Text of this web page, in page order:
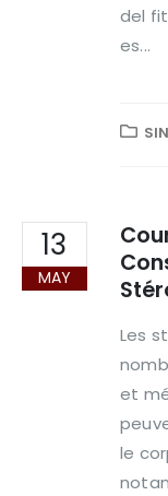
del
es...
13
MAY
Les
et
le